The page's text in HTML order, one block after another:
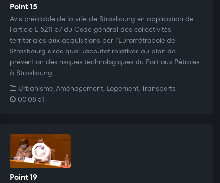
Point 15
Avis préalable de la ville de Strasbourg en application de
l'article L 5211-57 du Code général des collectivités
territoriales aux acquisitions par l'Eurométropole de
Strasbourg sises quai Jacoutot relatives au plan de
prévention des risques technologiques du Port aux Pétroles
à Strasbourg.
Urbanisme, Aménagement, Logement, Transports
00:08:51
Point 19